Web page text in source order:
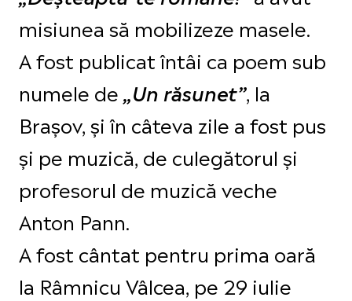
misiunea să mobilizeze masele.
A fost publicat întâi ca poem sub
numele de„Un răsunet”, la
Brașov, și în câteva zile a fost pus
și pe muzică, de culegătorul și
profesorul de muzică veche
Anton Pann.
A fost cântat pentru prima oară
la Râmnicu Vâlcea, pe 29 iulie